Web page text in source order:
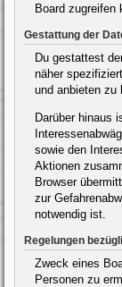
Board zugreifen
Gestattung der
Du gestattest
näher
und anbieten zu
Darüber hinaus
sowie den
Aktionen
Browser
zur
notwendig ist.
Regelungen
Zweck eines
Personen zu